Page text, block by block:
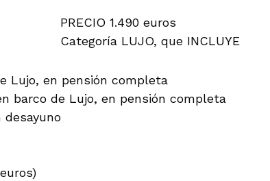
PRECIO 1.490 euros
Categoría LUJO, que INCLUYE
Lujo, en pensión completa
barco de Lujo, en pensión completa
desayuno